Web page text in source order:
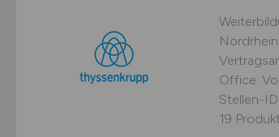
Office:
Stellen-
19